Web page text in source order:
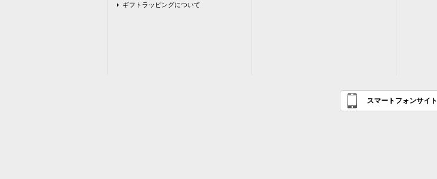
ギフトラッピングについて
スマートフォンサイト